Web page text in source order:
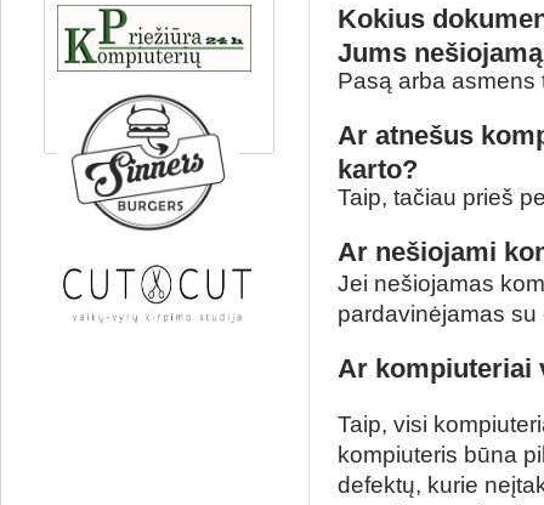
Kokius
Jums
Pasą arba asmens
Ar atnešus
karto?
Taip, tačiau prieš
Ar nešiojami
Jei nešiojamas
pardavinėjamas
Ar kompiuteriai
Taip, visi
kompiuteris būna
defektų, kurie